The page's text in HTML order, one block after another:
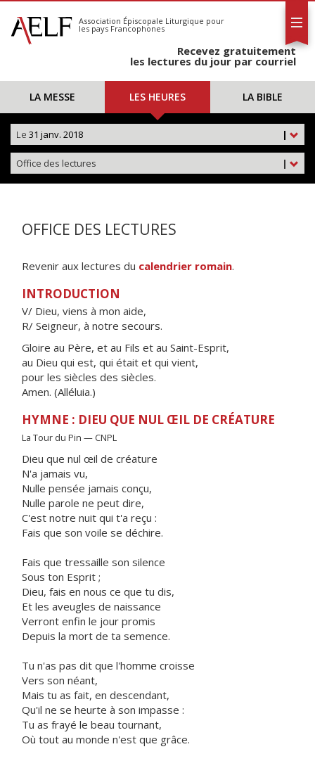
S'abonner
Calendrier
Association Épiscopale Liturgique pour
les pays Francophones
Recevez gratuitement
les lectures du jour par courriel
LA MESSE LES HEURES LA BIBLE
|
Le 31 janv. 2018
|
Office des lectures
OFFICE DES LECTURES
Revenir aux lectures du calendrier romain.
INTRODUCTION
V/ Dieu, viens à mon aide,
R/ Seigneur, à notre secours.
Gloire au Père, et au Fils et au Saint-Esprit,
au Dieu qui est, qui était et qui vient,
pour les siècles des siècles.
Amen. (Alléluia.)
HYMNE : DIEU QUE NUL ŒIL DE CRÉATURE
La Tour du Pin — CNPL
Dieu que nul œil de créature
N'a jamais vu,
Nulle pensée jamais conçu,
Nulle parole ne peut dire,
C'est notre nuit qui t'a reçu :
Fais que son voile se déchire.
Fais que tressaille son silence
Sous ton Esprit ;
Dieu, fais en nous ce que tu dis,
Et les aveugles de naissance
Verront enfin le jour promis
Depuis la mort de ta semence.
Tu n'as pas dit que l'homme croisse
Vers son néant,
Mais tu as fait, en descendant,
Qu'il ne se heurte à son impasse :
Tu as frayé le beau tournant,
Où tout au monde n'est que grâce.